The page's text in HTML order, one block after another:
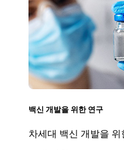
백신 개발을 위한 연구
차세대 백신 개발을